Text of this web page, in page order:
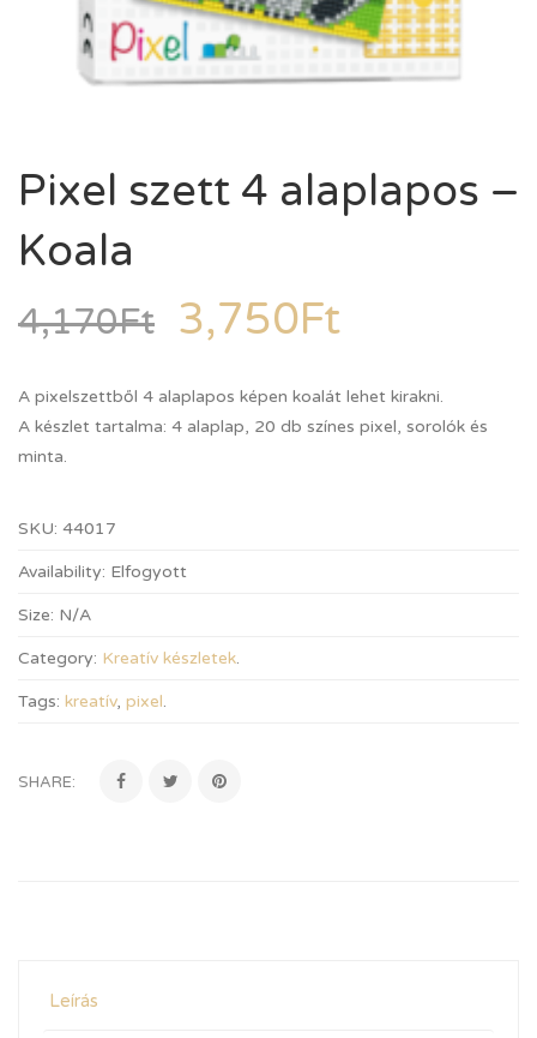
Pixel szett 4 alaplapos –
Koala
4,170Ft 3,750Ft
A pixelszettből 4 alaplapos képen koalát lehet kirakni.
A készlet tartalma: 4 alaplap, 20 db színes pixel, sorolók és
minta.
SKU: 44017
Availability: Elfogyott
Size: N/A
Category: Kreatív készletek.
Tags: kreatív, pixel.
SHARE:
Leírás